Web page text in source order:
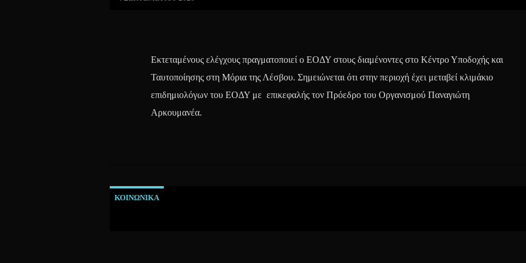
Εκτεταμένους ελέγχους πραγματοποιεί ο ΕΟΔΥ στους διαμένοντες στο Κέντρο Υποδοχής και
Ταυτοποίησης στη Μόρια της Λέσβου. Σημειώνεται ότι στην περιοχή έχει μεταβεί κλιμάκιο
επιδημιολόγων του ΕΟΔΥ με επικεφαλής τον Πρόεδρο του Οργανισμού Παναγιώτη
Αρκουμανέα.
ΚΟΙΝΩΝΙΚΑ